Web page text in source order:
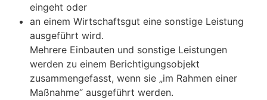
eingeht oder
an einem Wirtschaftsgut eine sonstige Leistung
ausgeführt wird.
Mehrere Einbauten und sonstige Leistungen
werden zu einem Berichtigungsobjekt
zusammengefasst, wenn sie „im Rahmen einer
Maßnahme“ ausgeführt werden.